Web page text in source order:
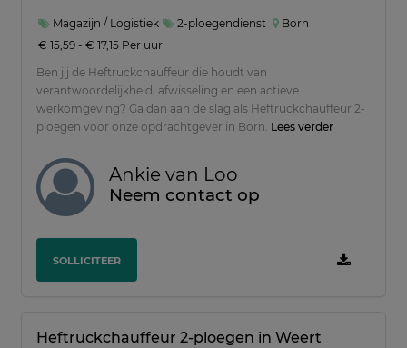
Werk- en denkniveau
Wo
Vmbo
Vwo
Mbo
Ervaringsjaren
Magazijn / Logistiek 2-ploegendienst
Born
€ 15,59 - € 17,15 Per uur
Ben jij de Heftruckchauffeur die houdt van
verantwoordelijkheid, afwisseling en een actieve
werkomgeving? Ga dan aan de slag als Heftruckchauffeur 2-
ploegen voor onze opdrachtgever in Born. Lees verder
Ankie van Loo
Neem contact op
SOLLICITEER
Heftruckchauffeur 2-ploegen in Weert